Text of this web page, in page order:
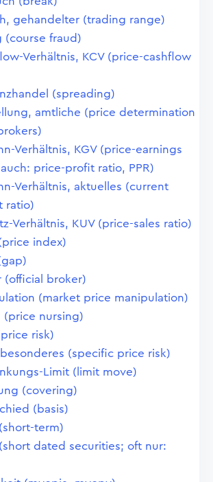
gehandelter (trading range)
(course fraud)
Verhältnis, KCV (price-cashflow
(spreading)
amtliche (price determination
Verhältnis, KGV (price-earnings
auch: price-profit ratio, PPR)
Verhältnis, aktuelles (current
ratio)
Verhältnis, KUV (price-sales ratio)
index)
(official broker)
(market price manipulation)
(price nursing)
risk)
(specific price risk)
Limit (limit move)
(covering)
(basis)
term)
dated securities; oft nur: